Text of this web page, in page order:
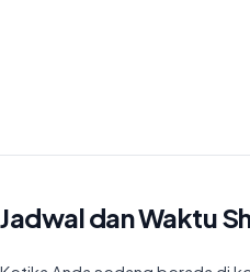
Jadwal dan Waktu